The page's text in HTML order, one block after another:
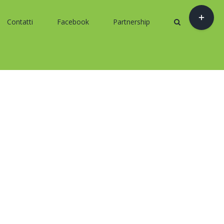
Contatti Facebook Partnership
Toggle
area